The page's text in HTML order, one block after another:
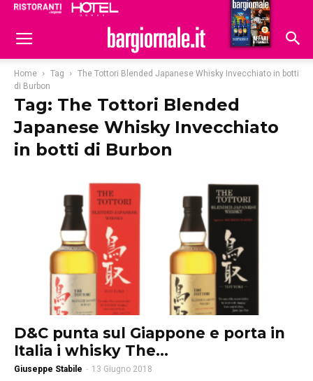
Hoteldomani
Home Tag
The Tottori Blended Japanese Whisky Invecchiato in botti
di Burbon
Tag: The Tottori Blended
Japanese Whisky Invecchiato
in botti di Burbon
D&C punta sul Giappone e porta in
Italia i whisky The...
Giuseppe Stabile - 13 Giugno 2018